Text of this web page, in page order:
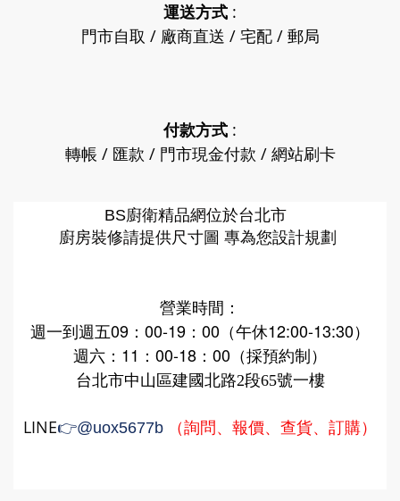
運送方式 :
門市自取 / 廠商直送 / 宅配 / 郵局
付款方式 :
轉帳 / 匯款 / 門市現金付款 / 網站刷卡
BS廚衛精品網位於台北市
廚房裝修請提供尺寸圖 專為您設計規劃
營業時間：
週一到週五09：00-19：00（午休12:00-13:30）
週六：11：00-18：00（採預約制）
台北市中山區建國北路2段65號一樓
LINE👉@uox5677b （詢問、報價、查貨、訂購）